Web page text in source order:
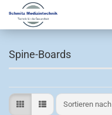
Spine-Boards
Sortieren nach
Sortieren nach